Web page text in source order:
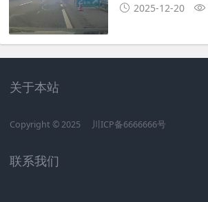
2025-12-20
关于本站
Copyright © 2025 川ICP备6666666号
联系我们